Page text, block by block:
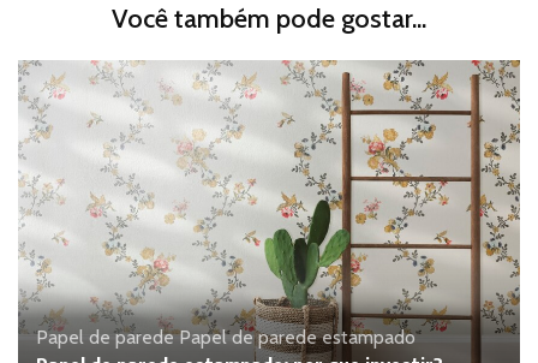
Você também pode gostar...
Papel de parede Papel de parede estampado